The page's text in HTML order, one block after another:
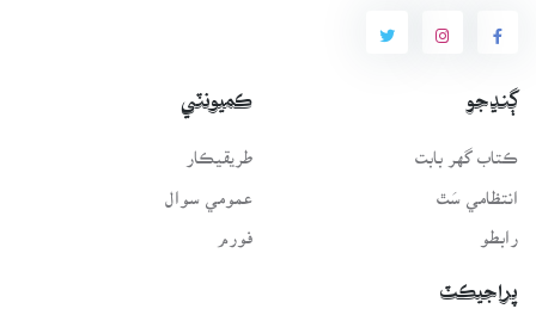
ڳنڍجو
ڪتاب گهر بابت
انتظامي سَٿ
رابطو
ڪميونٽي
طريقيڪار
عمومي سوال
فورم
پراجيڪٽ